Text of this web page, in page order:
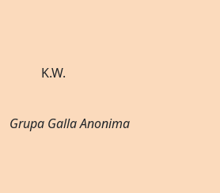
K.W.
Grupa Galla Anonima